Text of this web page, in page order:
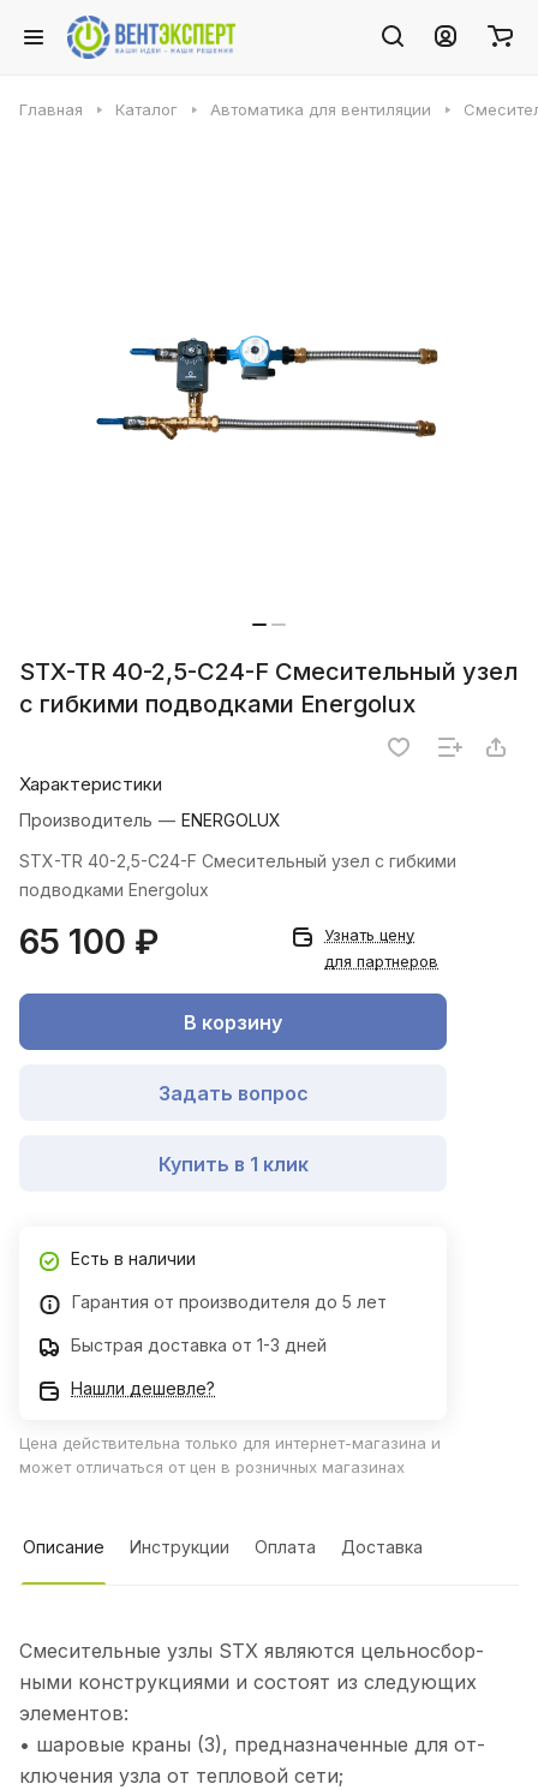
Главная Каталог Автоматика для вентиляции
STX-TR 40-2,5-C24-F Смесительный узел
с гибкими подводками Energolux
Характеристики
Производитель — ENERGOLUX
STX-TR 40-2,5-C24-F Смесительный узел с гибкими
подводками Energolux
65 100 ₽
Узнать цену
для партнеров
В корзину
Задать вопрос
Купить в 1 клик
Есть в наличии
Гарантия от производителя до 5 лет
Быстрая доставка от 1-3 дней
Нашли дешевле?
Цена действительна только для интернет-магазина и
может отличаться от цен в розничных магазинах
Описание Инструкции Оплата Доставка
Смесительные узлы STX являются цельносбор-
ными конструкциями и состоят из следующих
элементов:
• шаровые краны (3), предназначенные для от-
ключения узла от тепловой сети;